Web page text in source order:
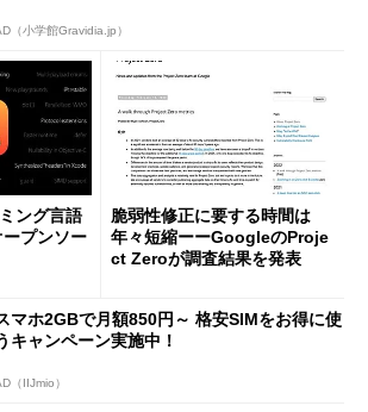
（小学館Gravidia.jp）
ング言語
ープンソー
脆弱性修正に要する時間は
年々短縮ーーGoogleのProje
ct Zeroが調査結果を発表
マホ2GBで月額850円～ 格安SIMをお得に使
キャンペーン実施中！
（IIJmio）